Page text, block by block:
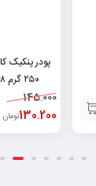
پودر پنکیک
۲۵۰ گرم ۶۲۶۰۱۷۰۲۴۸۰۶۸
145.000
130.200تومان